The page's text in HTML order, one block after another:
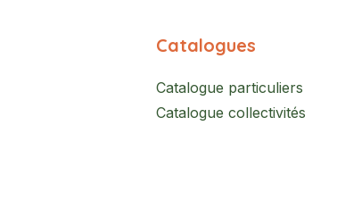
Catalogues
Catalogue particuliers
Catalogue collectivités